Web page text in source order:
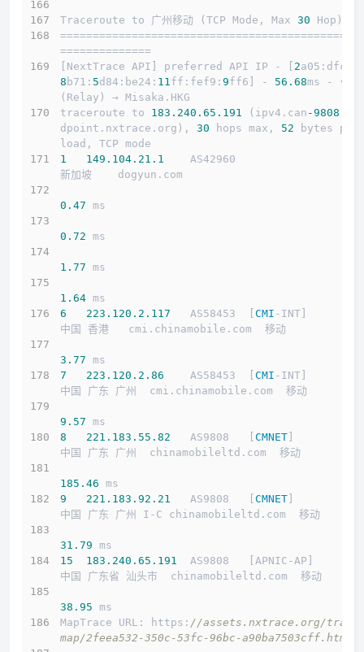
Traceroute to 广州移动 (TCP Mode, Max 30 Hop)
==============================================
==============
[NextTrace API] preferred API IP - [ 2a05:dfc1:
8 b71: 5d84:be24: 11ff:fef9: 9ff6] - 56.68ms - 🐠
(Relay) → Misaka.HKG
traceroute to 183.240 .65 .191 (ipv4.can -9808.
dpoint.nxtrace.org), 30 hops max, 52 bytes pay
load, TCP mode
1
149.104 .21 .1
    AS42960
新加坡    dogyun.com
0.47 ms
0.72 ms
1.77 ms
1.64 ms
6
223.120 .2 .117
   AS58453  [
CMI -INT]
中国 香港   cmi.chinamobile.com  移动
3.77 ms
7
223.120 .2 .86
    AS58453  [
CMI -INT]
中国 广东 广州  cmi.chinamobile.com  移动
9.57 ms
8
221.183 .55 .82
   AS9808   [
CMNET
中国 广东 广州  chinamobileltd.com  移动
185.46 ms
9
221.183 .92 .21
   AS9808   [
CMNET
中国 广东 广州 I-C chinamobileltd.com  移动
31.79 ms
15
183.240 .65 .191
  AS9808   [APNIC-AP]
中国 广东省 汕头市  chinamobileltd.com  移动
38.95 ms
MapTrace URL: https: //assets.nxtrace.org/trace
map/2feea532-350c-53fc-96bc-a90ba7503cff.html
线路概况